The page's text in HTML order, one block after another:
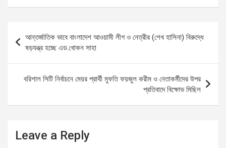
ce
o
o
k
ail at
A
p
p
se
g
er
ar
e
navigation
আন্তর্জাতিক ভাবে বাংলাদেশ আওয়ামী লীগ ও নেত্রীর (শেখ হাসিনা) বিরুদ্ধে
ষড়যন্ত্র হচ্ছে এড.খোকন সাহা
বরিশাল সিটি নির্বাচনে মেয়র প্রার্থী মুফতি ফয়জুল করীম ও নেতাকর্মীদের উপর
প্রতিবাদে বিক্ষোভ মিছিল
Leave a Reply